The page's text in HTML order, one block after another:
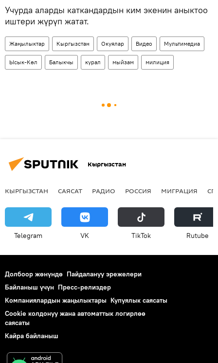
Учурда аларды каткандардын ким экенин аныктоо
иштери жүрүп жатат.
Жаңылыктар Кыргызстан Окуялар Видео Мультимедиа
Ысык-Көл Балыкчы курал мыйзам милиция
Кыргызстан
КЫРГЫЗСТАН САЯСАТ РАДИО РОССИЯ МИГРАЦИЯ
Telegram VK ТikТоk Rutube
Долбоор жөнүндө Пайдалануу эрежелери
Байланыш үчүн Пресс-релиздер
Компаниялардын жаңылыктары Купуялык саясаты
Cookie колдонуу жана автоматтык логирлөө
саясаты
Кайра байланыш